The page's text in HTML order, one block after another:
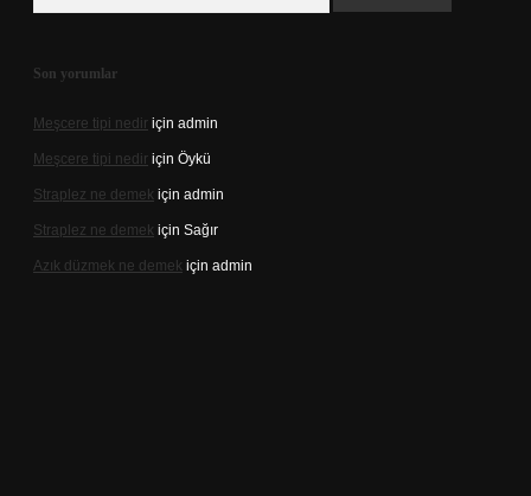
Son yorumlar
Meşcere tipi nedir için admin
Meşcere tipi nedir için Öykü
Straplez ne demek için admin
Straplez ne demek için Sağır
Azık düzmek ne demek için admin